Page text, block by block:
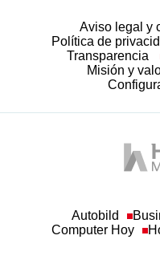
Aviso legal y
Política de
Transparencia
Misión y
Autobild
Computer Hoy